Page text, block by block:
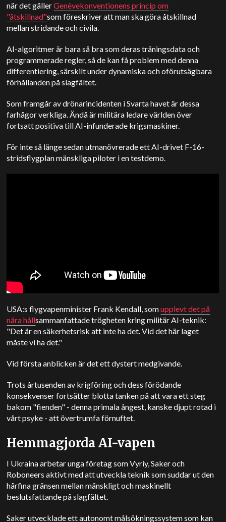
när det gällerGenèvekonventionens princip om
"åtskillnad"som föreskriver att man ska göra åtskillnad
mellan stridande och civila.
AI-algoritmer är bara så bra som deras träningsdata och
programmerade regler, så de kan få problem med denna
differentiering, särskilt under dynamiska och oförutsägbara
förhållanden på slagfältet.
Som framgår av drönarincidenten i Svarta havet är dessa
farhågor verkliga. Ändå är militära ledare världen över
fortsatt positiva till AI-infunderade krigsmaskiner.
För inte så länge sedan utmanövrerade ett AI-drivet F-16-
stridsflygplan mänskliga piloter i en testdemo.
USA:s flygvapenminister Frank Kendall, somupplevt det på
nära hållsammanfattade trögheten kring militär AI-teknik:
"Det är en säkerhetsrisk att inte ha det. Vid det här laget
måste vi ha det."
Vid första anblicken är det ett dystert medgivande.
Trots årtusenden av krigföring och dess förödande
konsekvenser fortsätter blotta tanken på att vara ett steg
bakom "fienden" - denna primala ångest, kanske djupt rotad i
vårt psyke - att övertrumfa förnuftet.
Hemmagjorda AI-vapen
I Ukraina arbetar unga företag som Vyriy, Saker och
Roboneers aktivt med att utveckla teknik som suddar ut den
hårfina gränsen mellan mänskligt och maskinellt
beslutsfattande på slagfältet.
Saker utvecklade ett autonomt målsökningssystem som kan